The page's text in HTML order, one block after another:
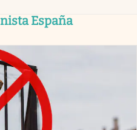
España